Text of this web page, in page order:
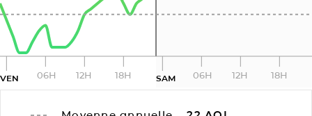
VEN 06H 12H 18H SAM 06H 12H 18H